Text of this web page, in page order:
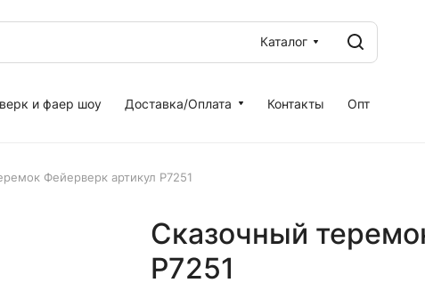
Каталог
и фаер шоу Доставка/Оплата Контакты Опт
Фейерверк артикул Р7251
Сказочный
Р7251